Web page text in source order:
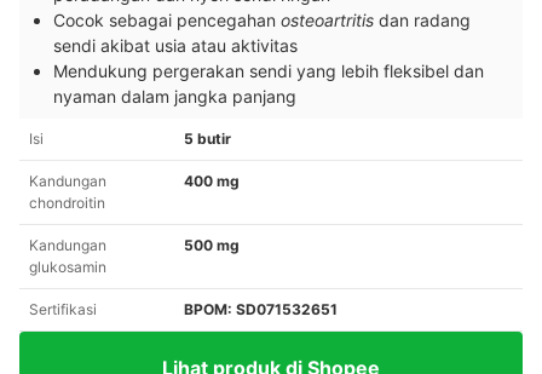
Cocok sebagai pencegahan osteoartritis dan radang
sendi akibat usia atau aktivitas
Mendukung pergerakan sendi yang lebih fleksibel dan
nyaman dalam jangka panjang
Isi 5 butir
Kandungan
chondroitin
400 mg
Kandungan
glukosamin
500 mg
Sertifikasi BPOM: SD071532651
Lihat produk di Shopee